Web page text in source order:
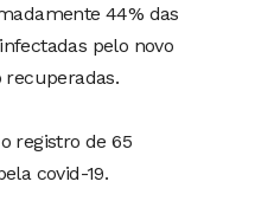
44% das
pelo novo
recuperadas.
registro de 65
covid-19.